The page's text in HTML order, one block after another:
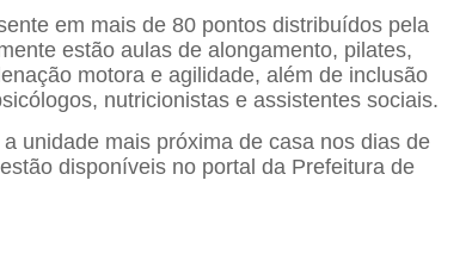
em mais de 80 pontos distribuídos pela
estão aulas de alongamento, pilates,
motora e agilidade, além de inclusão
nutricionistas e assistentes sociais.
unidade mais próxima de casa nos dias de
disponíveis no portal da Prefeitura de